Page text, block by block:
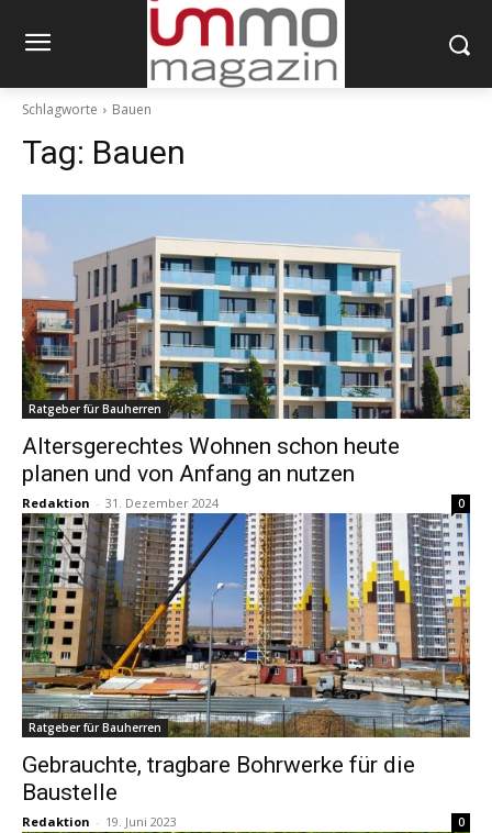
Schlagworte Bauen
Tag: Bauen
Ratgeber für Bauherren
Altersgerechtes Wohnen schon heute
planen und von Anfang an nutzen
Redaktion - 31. Dezember 2024 0
Ratgeber für Bauherren
Gebrauchte, tragbare Bohrwerke für die
Baustelle
Redaktion - 19. Juni 2023 0